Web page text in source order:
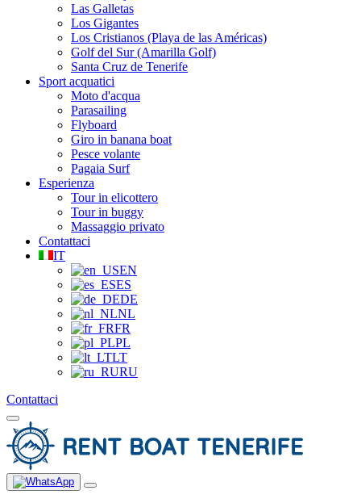
Las Galletas
Los Gigantes
Los Cristianos (Playa de las Américas)
Golf del Sur (Amarilla Golf)
Santa Cruz de Tenerife
Sport acquatici
Moto d'acqua
Parasailing
Flyboard
Giro in banana boat
Pesce volante
Pagaia Surf
Esperienza
Tour in elicottero
Tour in buggy
Massaggio privato
Contattaci
IT
EN
ES
DE
NL
FR
PL
LT
RU
Contattaci